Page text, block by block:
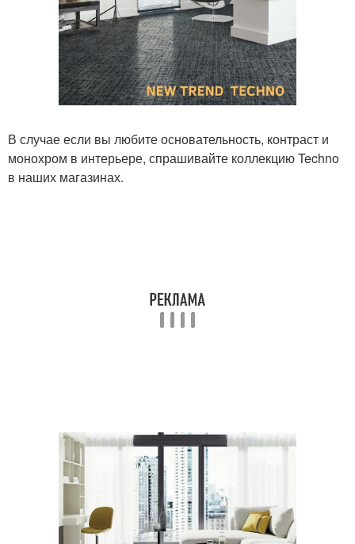
В случае если вы любите основательность, контраст и
монохром в интерьере, спрашивайте коллекцию Techno
в наших магазинах.